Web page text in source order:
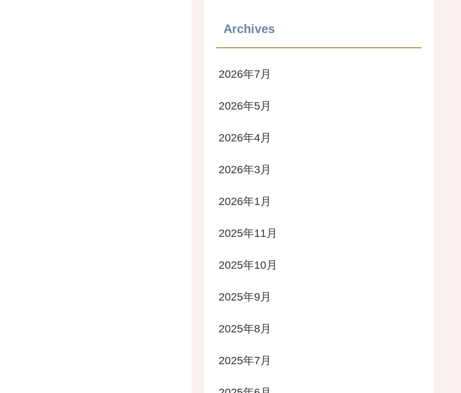
Archives
2026年7月
2026年5月
2026年4月
2026年3月
2026年1月
2025年11月
2025年10月
2025年9月
2025年8月
2025年7月